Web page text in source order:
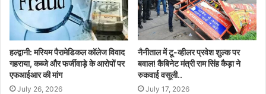
हल्द्वानी: मरियम पैरामेडिकल कॉलेज विवाद
गहराया, कब्जे और फर्जीवाड़े के आरोपों पर
एफआईआर की मांग
July 26, 2026
नैनीताल में टू-व्हीलर प्रवेश शुल्क पर
बवाल! कैबिनेट मंत्री राम सिंह कैड़ा ने
रुकवाई वसूली..
July 17, 2026